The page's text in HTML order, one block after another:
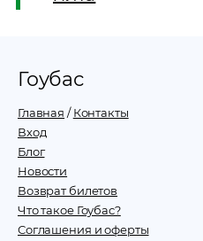
Гоубас
Главная /Контакты
Вход
Блог
Новости
Возврат билетов
Что такое Гоубас?
Соглашения и оферты